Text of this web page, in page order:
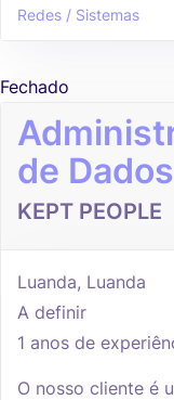
Redes / Sistemas
Fechado
de Dados
KEPT PEOPLE
Luanda, Luanda
A definir
1 anos de
O nosso cliente é